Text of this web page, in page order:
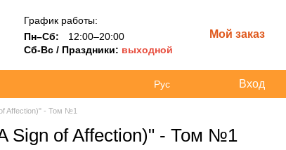
График работы:
Пн–Сб:
12:00–20:00
Сб-Вс / Праздники: выходной
Мой заказ
Рус Вход
Affection)" - Том №1
Sign of Affection)" - Том №1